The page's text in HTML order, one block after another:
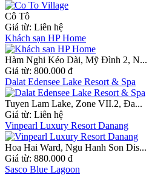
Cô Tô
Giá từ: Liên hệ
Khách sạn HP Home
Hàm Nghi Kéo Dài, Mỹ Đình 2, N...
Giá từ: 800.000 đ
Dalat Edensee Lake Resort & Spa
Tuyen Lam Lake, Zone VII.2, Đa...
Giá từ: Liên hệ
Vinpearl Luxury Resort Danang
Hoa Hai Ward, Ngu Hanh Son Dis...
Giá từ: 880.000 đ
Sasco Blue Lagoon